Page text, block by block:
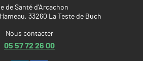
de Santé d'Arcachon
33260 La Teste de Buch
Nous contacter
05 57 72 26 00